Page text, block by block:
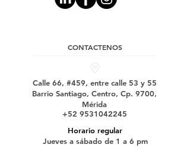
CONTACTENOS
Calle 66, #459, entre calle 53 y 55
Barrio Santiago, Centro, Cp. 9700,
Mérida
+52 9531042245
Horario regular
Jueves a sábado de 1 a 6 pm